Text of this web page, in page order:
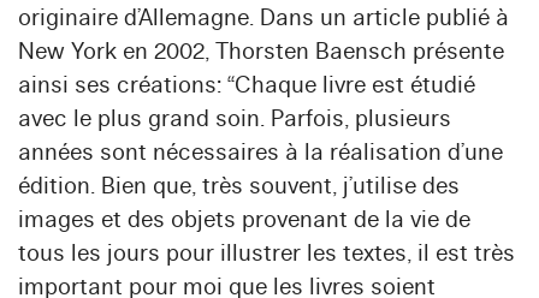
originaire d’Allemagne. Dans un article publié à
New York en 2002, Thorsten Baensch présente
ainsi ses créations: “Chaque livre est étudié
avec le plus grand soin. Parfois, plusieurs
années sont nécessaires à la réalisation d’une
édition. Bien que, très souvent, j’utilise des
images et des objets provenant de la vie de
tous les jours pour illustrer les textes, il est très
important pour moi que les livres soient